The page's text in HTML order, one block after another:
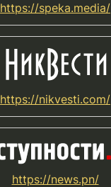
https://speka.media/
https://nikvesti.com/
https://news.pn/